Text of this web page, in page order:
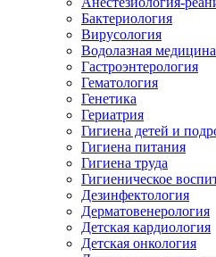
Бактериология
Вирусология
Водолазная медицина
Гастроэнтерология
Гематология
Генетика
Гериатрия
Гигиена детей и
Гигиена питания
Гигиена труда
Гигиеническое
Дезинфектология
Дерматовенерология
Детская кардиология
Детская онкология